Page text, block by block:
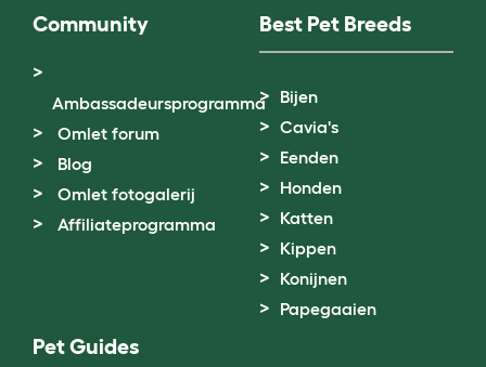
Community
Ambassadeursprogramma
Omlet forum
Blog
Omlet fotogalerij
Affiliateprogramma
Best Pet Breeds
Bijen
Cavia's
Eenden
Honden
Katten
Kippen
Konijnen
Papegaaien
Pet Guides